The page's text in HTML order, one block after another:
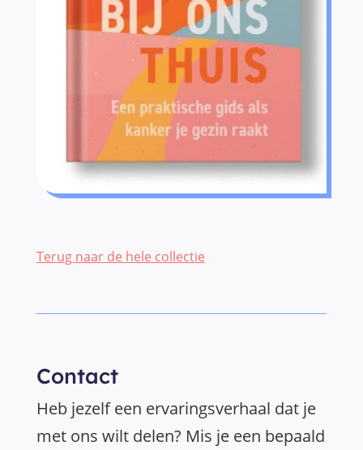
Terug naar de hele collectie
Contact
Heb jezelf een ervaringsverhaal dat je
met ons wilt delen? Mis je een bepaald